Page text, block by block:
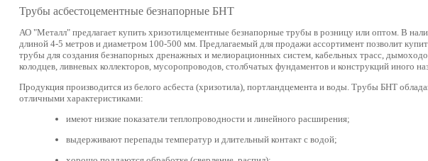
Трубы асбестоцементные безнапорные БНТ
АО "Металл" предлагает купить хризотилцементные безнапорные трубы в розницу или оптом. В
длиной 4-5 метров и диаметром 100-500 мм. Предлагаемый для продажи ассортимент позволит
трубы для создания безнапорных дренажных и мелиорационных систем, кабельных трасс,
колодцев, ливневых коллекторов, мусоропроводов, столбчатых фундаментов и конструкций иного
Продукция производится из белого асбеста (хризотила), портландцемента и воды. Трубы БНТ
отличными характеристиками:
имеют низкие показатели теплопроводности и линейного расширения;
выдерживают перепады температур и длительный контакт с водой;